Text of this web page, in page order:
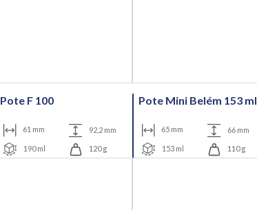
Pote F 100
61 mm 92,2 mm
190 ml 120 g
Pote Mini Belém 153 ml
65 mm 66 mm
153 ml 110 g